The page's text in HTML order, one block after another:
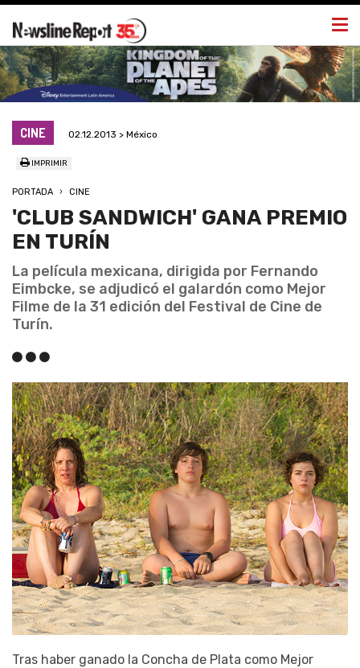
CINE 02.12.2013 > México
IMPRIMIR
PORTADA CINE
'CLUB SANDWICH' GANA PREMIO
EN TURÍN
La película mexicana, dirigida por Fernando
Eimbcke, se adjudicó el galardón como Mejor
Filme de la 31 edición del Festival de Cine de
Turín.
Tras haber ganado la Concha de Plata como Mejor